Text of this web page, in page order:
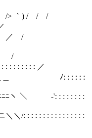
) / / /
／ /
/
: : : ／
＿ ﾉ: : : : : :
ﾆヽ ＼ -': : : : : : : :
＼/: : : : : : : : : : : : : : : :